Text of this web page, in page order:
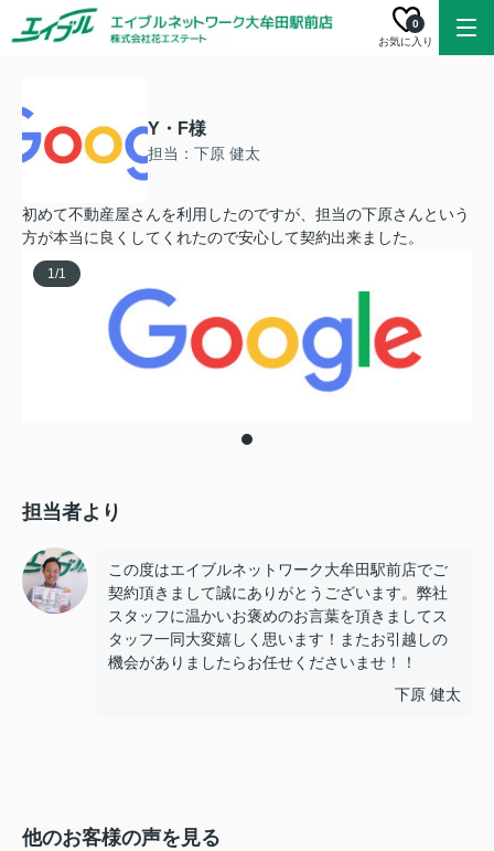
お気に入り
0
Y・F様
担当：下原 健太
初めて不動産屋さんを利用したのですが、担当の下原さんという
方が本当に良くしてくれたので安心して契約出来ました。
1/1
担当者より
この度はエイブルネットワーク大牟田駅前店でご
契約頂きまして誠にありがとうございます。弊社
スタッフに温かいお褒めのお言葉を頂きましてス
タッフ一同大変嬉しく思います！またお引越しの
機会がありましたらお任せくださいませ！！
下原 健太
他のお客様の声を見る